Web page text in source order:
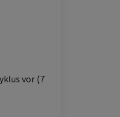
vor (7